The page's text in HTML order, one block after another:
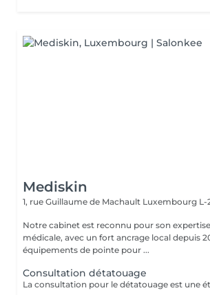
Mediskin
1, rue Guillaume de Machault Luxembourg L-
Notre cabinet est reconnu pour son
médicale, avec un fort ancrage local depuis
équipements de pointe pour ...
Consultation détatouage